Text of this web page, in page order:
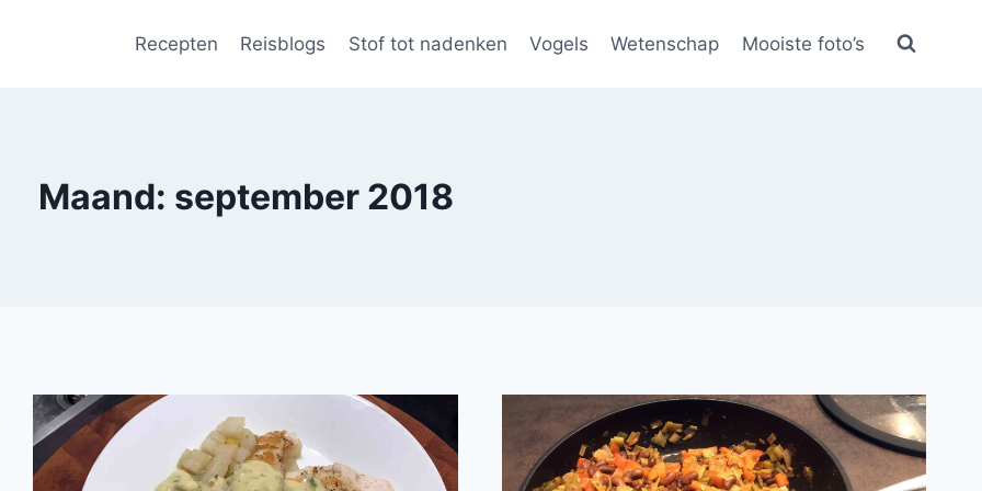
Recepten Reisblogs Stof tot nadenken Vogels Wetenschap Mooiste foto’s
Maand: september 2018